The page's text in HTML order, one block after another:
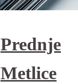
Prednje
Metlice